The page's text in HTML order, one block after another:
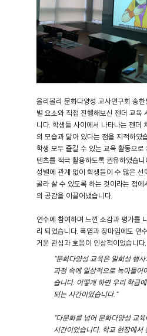
올리볼리 문화다양성 교사연구회 송
별 요소와 직접 진행해보신 젠더 교육
니다. 학생들 사이에서 나타나는 젠더
의 모습과 닮아 있다는 점을 지적하였
학생 모두 즐길 수 있는 교육 활동으로
텐츠를 적극 활용하도록 권유하였습
성별에 관계 없이 학생들이 수 많은 선
골라 살 수 있도록 하는 것이라는 점에
의 공감을 이끌어냈습니다.
연수에 참여하며 느낀 소감과 평가를
리 되었습니다. 폭염과 장마임에도 연
거운 관심과 호응이 인상적이었습니다.
"문화다양성 교육은 일회성 행
과정 속에 일상적으로 녹아들어
습니다. 어떻게 하면 우리 학급
되는 시간이었습니다."
"다문화를 넘어 문화다양성 교
시간이었습니다. 학교 현장에서